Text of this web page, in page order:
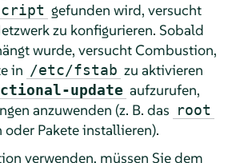
gefunden wird, versucht
zu konfigurieren. Sobald
wurde, versucht Combustion,
in /etc/fstab zu aktivieren
update aufzurufen,
anzuwenden (z. B. das root
oder Pakete installieren).
verwenden, müssen Sie dem